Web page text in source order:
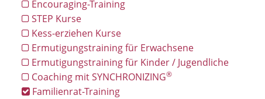
Encouraging-Training
STEP Kurse
Kess-erziehen Kurse
Ermutigungstraining für Erwachsene
Ermutigungstraining für Kinder / Jugendliche
Coaching mit SYNCHRONIZING®
Familienrat-Training